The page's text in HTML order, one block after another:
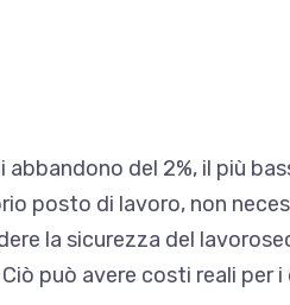
del 2%, il più
posto di lavoro, non
la sicurezza del lavoro
può avere costi reali per